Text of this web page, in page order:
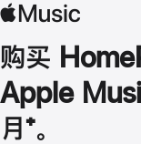
购买
Apple
月 脚
⁺。